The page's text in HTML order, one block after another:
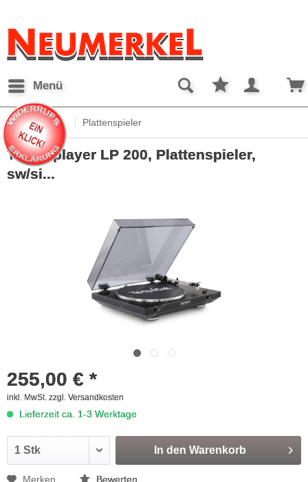
Menü
Übersicht Plattenspieler
Techniplayer LP 200, Plattenspieler,
sw/si...
255,00 € *
inkl. MwSt. zzgl. Versandkosten
Lieferzeit ca. 1-3 Werktage
In den Warenkorb
Merken Bewerten